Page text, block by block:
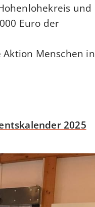
und
Euro der
Menschen in
2025